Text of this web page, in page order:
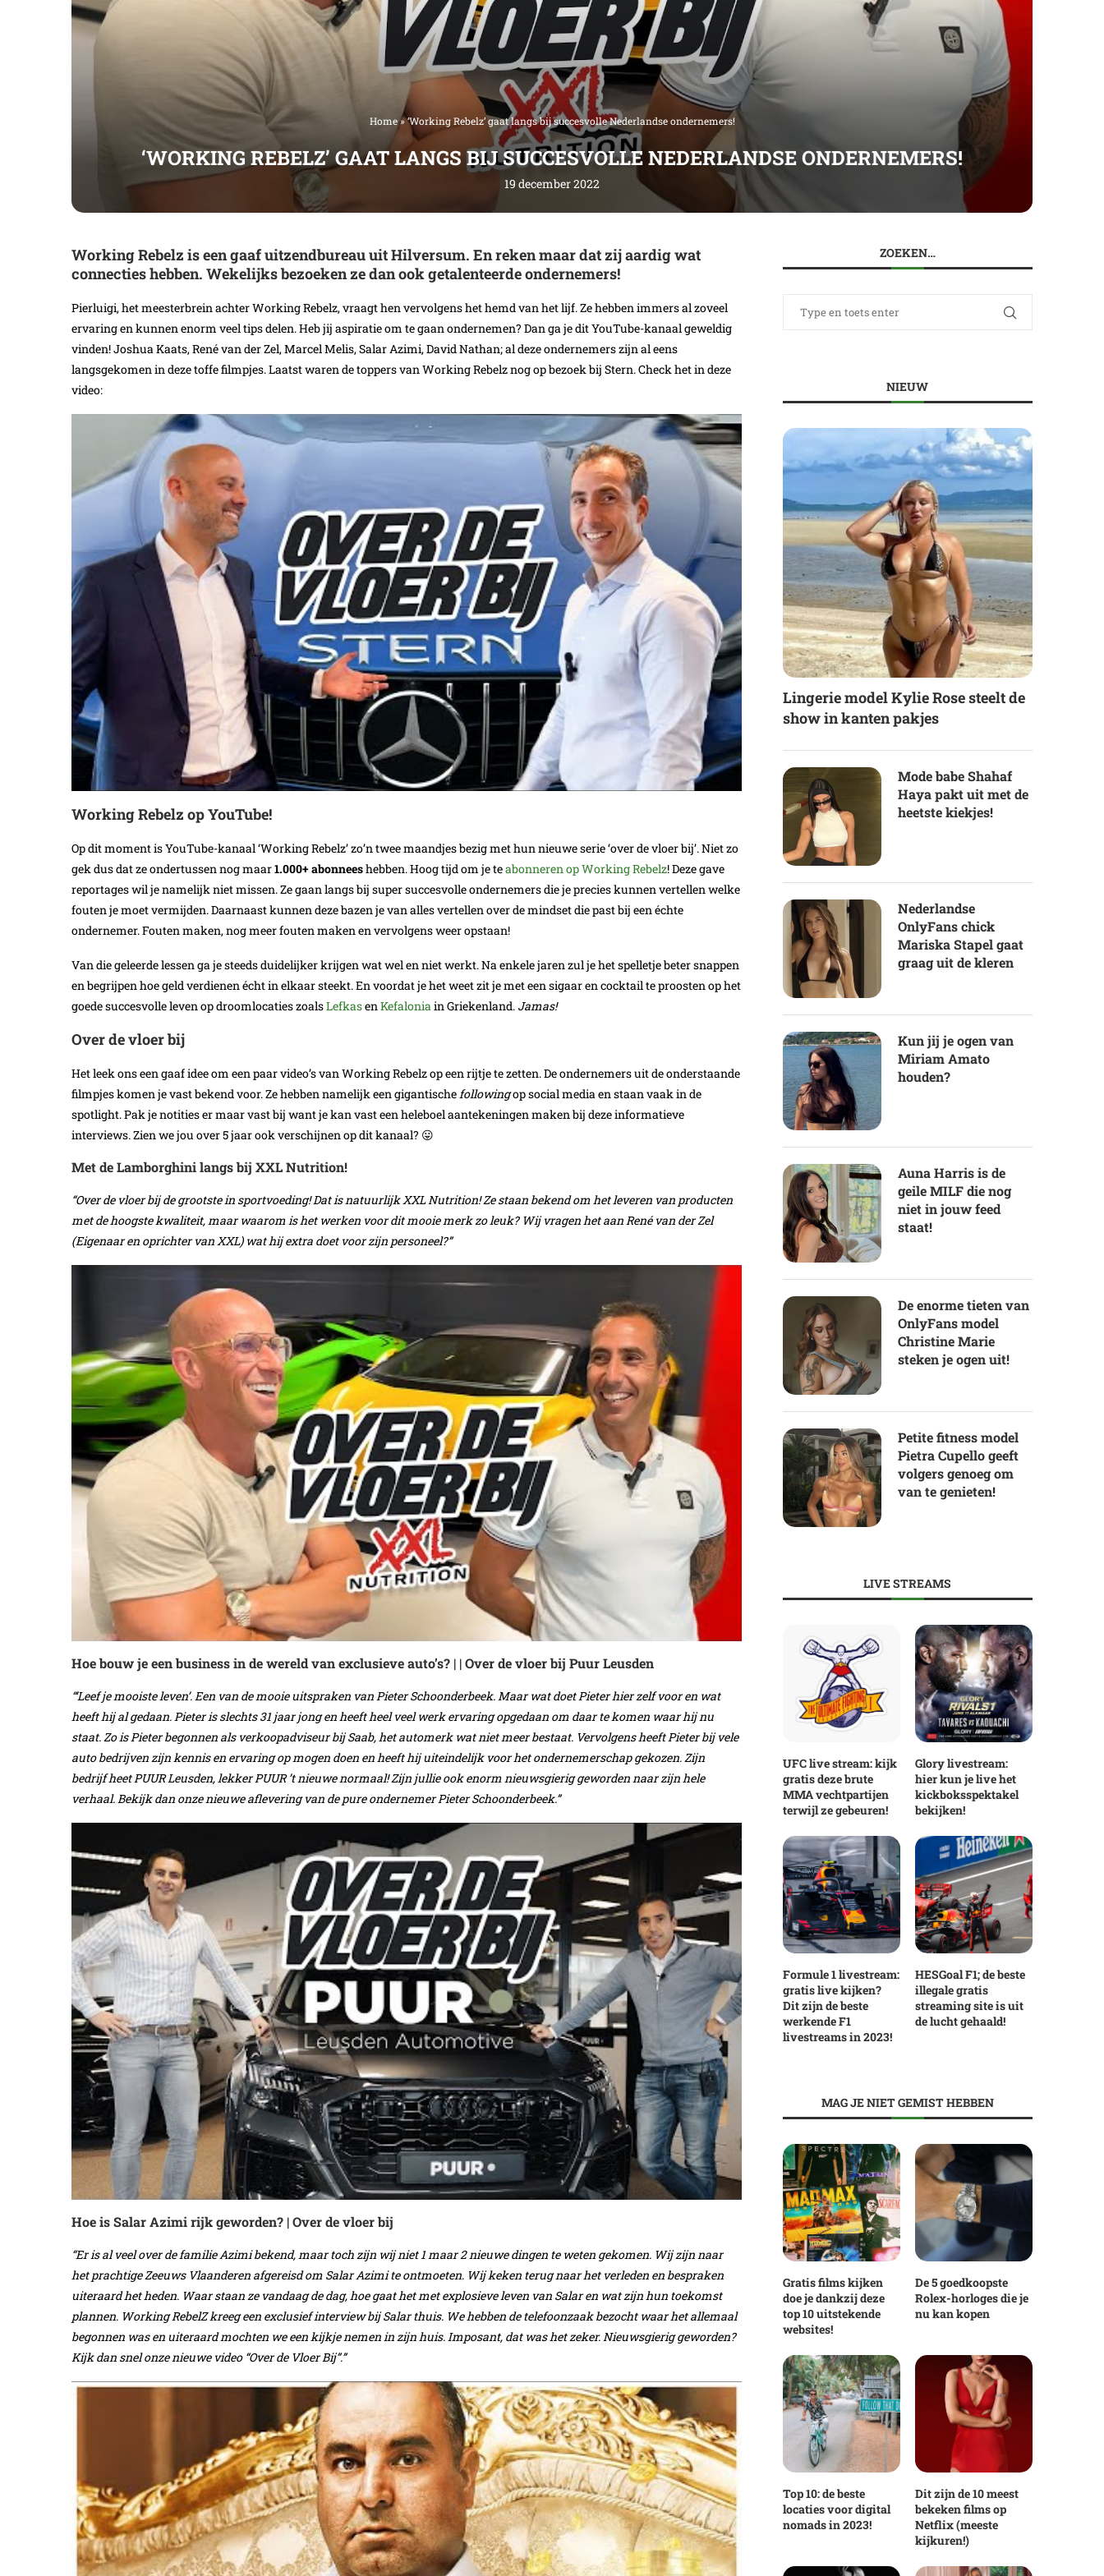
Home»‘Working Rebelz’ gaat langs bij succesvolle Nederlandse ondernemers!
‘WORKING REBELZ’ GAAT LANGS BIJ SUCCESVOLLE NEDERLANDSE ONDERNEMERS!
19 december 2022
Working Rebelz is een gaaf uitzendbureau uit Hilversum. En reken maar dat zij aardig wat
connecties hebben. Wekelijks bezoeken ze dan ook getalenteerde ondernemers!
Pierluigi, het meesterbrein achter Working Rebelz, vraagt hen vervolgens het hemd van het lijf. Ze hebben immers al zoveel
ervaring en kunnen enorm veel tips delen. Heb jij aspiratie om te gaan ondernemen? Dan ga je dit YouTube-kanaal geweldig
vinden! Joshua Kaats, René van der Zel, Marcel Melis, Salar Azimi, David Nathan; al deze ondernemers zijn al eens
langsgekomen in deze toffe filmpjes. Laatst waren de toppers van Working Rebelz nog op bezoek bij Stern. Check het in deze
video:
Working Rebelz op YouTube!
Op dit moment is YouTube-kanaal ‘Working Rebelz’ zo’n twee maandjes bezig met hun nieuwe serie ‘over de vloer bij’. Niet zo
gek dus dat ze ondertussen nog maar1.000+ abonneeshebben. Hoog tijd om je teabonneren op Working Rebelz! Deze gave
reportages wil je namelijk niet missen. Ze gaan langs bij super succesvolle ondernemers die je precies kunnen vertellen welke
fouten je moet vermijden. Daarnaast kunnen deze bazen je van alles vertellen over de mindset die past bij een échte
ondernemer. Fouten maken, nog meer fouten maken en vervolgens weer opstaan!
Van die geleerde lessen ga je steeds duidelijker krijgen wat wel en niet werkt. Na enkele jaren zul je het spelletje beter snappen
en begrijpen hoe geld verdienen écht in elkaar steekt. En voordat je het weet zit je met een sigaar en cocktail te proosten op het
goede succesvolle leven op droomlocaties zoalsLefkasen Kefalonia in Griekenland. Jamas!
Over de vloer bij
Het leek ons een gaaf idee om een paar video’s van Working Rebelz op een rijtje te zetten. De ondernemers uit de onderstaande
filmpjes komen je vast bekend voor. Ze hebben namelijk een gigantische followingop social media en staan vaak in de
spotlight. Pak je notities er maar vast bij want je kan vast een heleboel aantekeningen maken bij deze informatieve
interviews. Zien we jou over 5 jaar ook verschijnen op dit kanaal? 😛
Met de Lamborghini langs bij XXL Nutrition!
“Over de vloer bij de grootste in sportvoeding! Dat is natuurlijk XXL Nutrition! Ze staan bekend om het leveren van producten
met de hoogste kwaliteit, maar waarom is het werken voor dit mooie merk zo leuk? Wij vragen het aan René van der Zel
(Eigenaar en oprichter van XXL) wat hij extra doet voor zijn personeel?”
Hoe bouw je een business in de wereld van exclusieve auto’s? | | Over de vloer bij Puur Leusden
“‘Leef je mooiste leven’. Een van de mooie uitspraken van Pieter Schoonderbeek. Maar wat doet Pieter hier zelf voor en wat
heeft hij al gedaan. Pieter is slechts 31 jaar jong en heeft heel veel werk ervaring opgedaan om daar te komen waar hij nu
staat. Zo is Pieter begonnen als verkoopadviseur bij Saab, het automerk wat niet meer bestaat. Vervolgens heeft Pieter bij vele
auto bedrijven zijn kennis en ervaring op mogen doen en heeft hij uiteindelijk voor het ondernemerschap gekozen. Zijn
bedrijf heet PUUR Leusden, lekker PUUR ’t nieuwe normaal! Zijn jullie ook enorm nieuwsgierig geworden naar zijn hele
verhaal. Bekijk dan onze nieuwe aflevering van de pure ondernemer Pieter Schoonderbeek.”
Hoe is Salar Azimi rijk geworden? | Over de vloer bij
“Er is al veel over de familie Azimi bekend, maar toch zijn wij niet 1 maar 2 nieuwe dingen te weten gekomen. Wij zijn naar
het prachtige Zeeuws Vlaanderen afgereisd om Salar Azimi te ontmoeten. Wij keken terug naar het verleden en bespraken
uiteraard het heden. Waar staan ze vandaag de dag, hoe gaat het met explosieve leven van Salar en wat zijn hun toekomst
plannen. Working RebelZ kreeg een exclusief interview bij Salar thuis. We hebben de telefoonzaak bezocht waar het allemaal
begonnen was en uiteraard mochten we een kijkje nemen in zijn huis. Imposant, dat was het zeker. Nieuwsgierig geworden?
Kijk dan snel onze nieuwe video “Over de Vloer Bij”.”
ZOEKEN…
NIEUW
Lingerie model Kylie Rose steelt de
show in kanten pakjes
Mode babe Shahaf
Haya pakt uit met de
heetste kiekjes!
Nederlandse
OnlyFans chick
Mariska Stapel gaat
graag uit de kleren
Kun jij je ogen van
Miriam Amato
houden?
Auna Harris is de
geile MILF die nog
niet in jouw feed
staat!
De enorme tieten van
OnlyFans model
Christine Marie
steken je ogen uit!
Petite fitness model
Pietra Cupello geeft
volgers genoeg om
van te genieten!
LIVE STREAMS
UFC live stream: kijk
gratis deze brute
MMA vechtpartijen
terwijl ze gebeuren!
Glory livestream:
hier kun je live het
kickboksspektakel
bekijken!
Formule 1 livestream:
gratis live kijken?
Dit zijn de beste
werkende F1
livestreams in 2023!
HESGoal F1; de beste
illegale gratis
streaming site is uit
de lucht gehaald!
MAG JE NIET GEMIST HEBBEN
Gratis films kijken
doe je dankzij deze
top 10 uitstekende
websites!
De 5 goedkoopste
Rolex-horloges die je
nu kan kopen
Top 10: de beste
locaties voor digital
nomads in 2023!
Dit zijn de 10 meest
bekeken films op
Netflix (meeste
kijkuren!)